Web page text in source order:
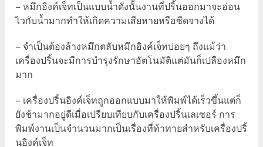
– หมึกอิงค์เจ็ทเป็นแบบน้ำดังนั้นงานที่ปริ้นออกมาจะอ่อน
ไวกับน้ำมากทำให้เกิดความเสียหายหรือซีดจางได้
– จำเป็นต้องล้างหมึกตลับหมึกอิงค์เจ็ทบ่อยๆ ถึงแม้ว่า
เครื่องปริ้นจะมีการบำรุงรักษาอัตโนมัติแต่มันก็เปลืองหมึก
มาก
– เครื่องปริ้นอิงค์เจ็ทถูกออกแบบมาให้พิมพ์ได้เร็วขึ้นแต่ก็
ยังช้ามากอยู่ดีเมื่อเปรียบเทียบกับเครื่องปริ้นเลเซอร์ การ
พิมพ์งานเป็นจำนวนมากเป็นเรื่องที่ท้าทายสำหรับเครื่องปริ้
นอิงค์เจ็ท